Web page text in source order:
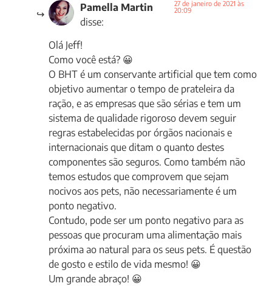
Pamella Martin
disse:
27 de janeiro de 2021 às
20:09
Olá Jeff!
Como você está? 😀
O BHT é um conservante artificial que tem como
objetivo aumentar o tempo de prateleira da
ração, e as empresas que são sérias e tem um
sistema de qualidade rigoroso devem seguir
regras estabelecidas por órgãos nacionais e
internacionais que ditam o quanto destes
componentes são seguros. Como também não
temos estudos que comprovem que sejam
nocivos aos pets, não necessariamente é um
ponto negativo.
Contudo, pode ser um ponto negativo para as
pessoas que procuram uma alimentação mais
próxima ao natural para os seus pets. É questão
de gosto e estilo de vida mesmo! 😀
Um grande abraço! 😀